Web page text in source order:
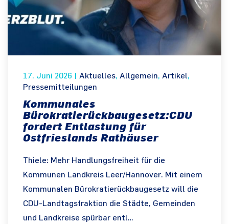
17. Juni 2026 Aktuelles, Allgemein, Artikel,
Pressemitteilungen
Kommunales
Bürokratierückbaugesetz:CDU
fordert Entlastung für
Ostfrieslands Rathäuser
Thiele: Mehr Handlungsfreiheit für die
Kommunen Landkreis Leer/Hannover. Mit einem
Kommunalen Bürokratierückbaugesetz will die
CDU-Landtagsfraktion die Städte, Gemeinden
und Landkreise spürbar entl…